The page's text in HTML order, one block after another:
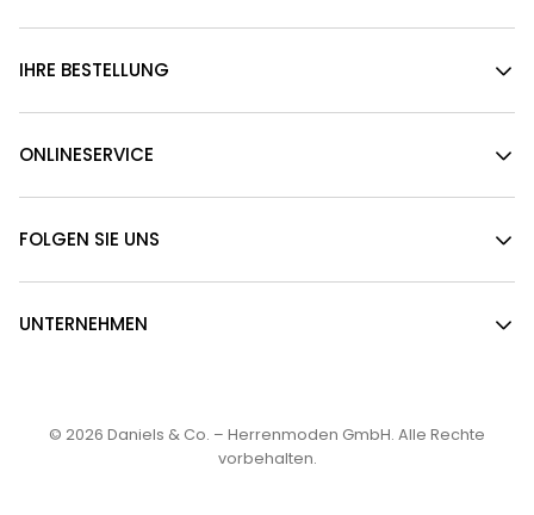
IHRE BESTELLUNG
ONLINESERVICE
FOLGEN SIE UNS
UNTERNEHMEN
© 2026 Daniels & Co. – Herrenmoden GmbH. Alle Rechte
vorbehalten.